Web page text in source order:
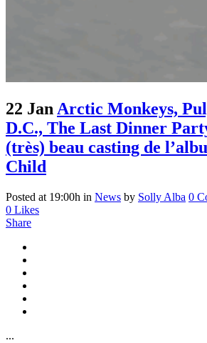
22 Jan Arctic Monkeys,
D.C., The Last Dinner
(très) beau casting de
Child
Posted at 19:00h in News by Solly Alba 0
0 Likes
Share
...